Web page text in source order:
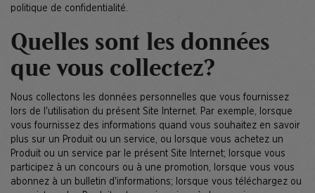
politique de confidentialité.
Quelles sont les données
que vous collectez?
Nous collectons les données personnelles que vous fournissez
lors de l'utilisation du présent Site Internet. Par exemple, lorsque
vous fournissez des informations quand vous souhaitez en savoir
plus sur un Produit ou un service, ou lorsque vous achetez un
Produit ou un service par le présent Site Internet; lorsque vous
participez à un concours ou à une promotion, lorsque vous vous
abonnez à un bulletin d'informations; lorsque vous téléchargez ou